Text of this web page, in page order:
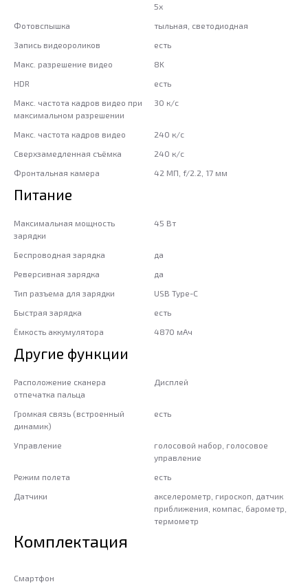
5x
Фотовспышка
тыльная, светодиодная
Запись видеороликов
есть
Макс. разрешение видео
8K
HDR
есть
Макс. частота кадров видео при
максимальном разрешении
30 к/с
Макс. частота кадров видео
240 к/с
Сверхзамедленная съёмка
240 к/с
Фронтальная камера
42 МП, f/2.2, 17 мм
Питание
Максимальная мощность
зарядки
45 Вт
Беспроводная зарядка
да
Реверсивная зарядка
да
Тип разъема для зарядки
USB Type-C
Быстрая зарядка
есть
Ёмкость аккумулятора
4870 мАч
Другие функции
Расположение сканера
отпечатка пальца
Дисплей
Громкая связь (встроенный
динамик)
есть
Управление
голосовой набор, голосовое
управление
Режим полета
есть
Датчики
акселерометр, гироскоп, датчик
приближения, компас, барометр,
термометр
Комплектация
Смартфон